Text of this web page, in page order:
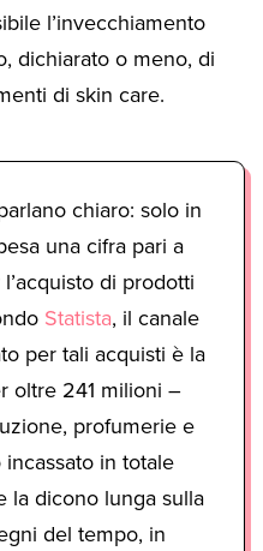
l’invecchiamento
dichiarato o meno, di
di skin care.
chiaro: solo in
una cifra pari a
di prodotti
Statista, il canale
per tali acquisti è la
oltre 241 milioni –
profumerie e
in totale
la dicono lunga sulla
del tempo, in